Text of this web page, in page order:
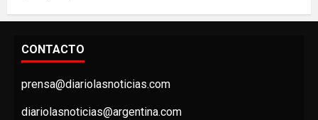
CONTACTO
prensa@diariolasnoticias.com
diariolasnoticias@argentina.com